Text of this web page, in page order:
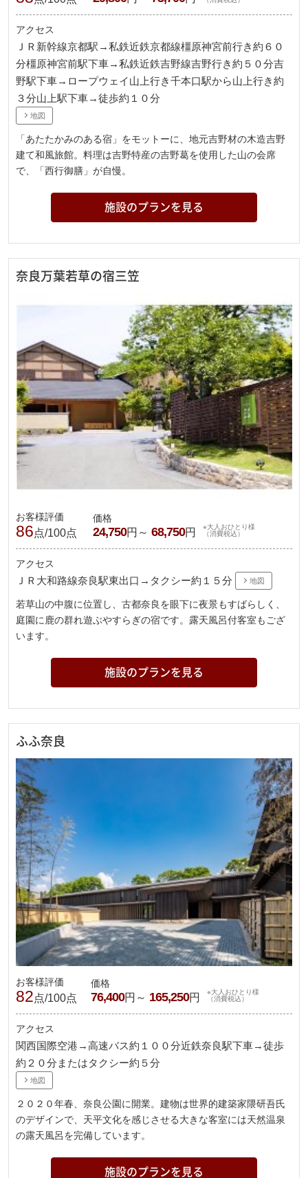
アクセス
ＪＲ新幹線京都駅→私鉄近鉄京都線橿原神宮前行き約６０
分橿原神宮前駅下車→私鉄近鉄吉野線吉野行き約５０分吉
野駅下車→ロープウェイ山上行き千本口駅から山上行き約
３分山上駅下車→徒歩約１０分
地図
「あたたかみのある宿」をモットーに、地元吉野材の木造吉野
建て和風旅館。料理は吉野特産の吉野葛を使用した山の会席
で、「西行御膳」が自慢。
施設のプランを見る
奈良万葉若草の宿三笠
お客様評価
86点/100点
価格
24,750円～ 68,750円
※大人おひとり様
（消費税込）
アクセス
ＪＲ大和路線奈良駅東出口→タクシー約１５分 地図
若草山の中腹に位置し、古都奈良を眼下に夜景もすばらしく、
庭園に鹿の群れ遊ぶやすらぎの宿です。露天風呂付客室もござ
います。
施設のプランを見る
ふふ奈良
お客様評価
82点/100点
価格
76,400円～ 165,250円
※大人おひとり様
（消費税込）
アクセス
関西国際空港→高速バス約１００分近鉄奈良駅下車→徒歩
約２０分またはタクシー約５分
地図
２０２０年春、奈良公園に開業。建物は世界的建築家隈研吾氏
のデザインで、天平文化を感じさせる大きな客室には天然温泉
の露天風呂を完備しています。
施設のプランを見る